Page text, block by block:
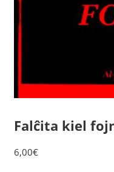
Falĉita kiel
6,00€